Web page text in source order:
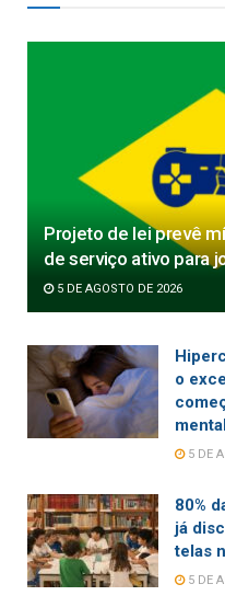
Projeto de lei prevê
de serviço ativo para
5 DE AGOSTO DE 2026
o
5 DE
80%
já
telas
5 DE